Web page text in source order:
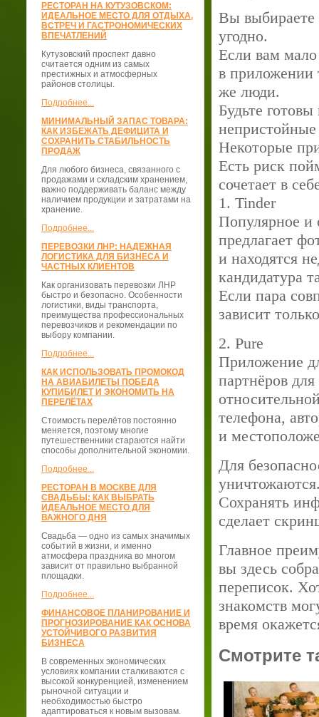
РЕСТОРАН НА КУТУЗОВСКОМ:
ИДЕАЛЬНОЕ МЕСТО ДЛЯ ОТДЫХА,
ВСТРЕЧ И ГАСТРОНОМИЧЕСКИХ
ВПЕЧАТЛЕНИЙ
Кутузовский проспект давно
считается одним из самых
престижных и атмосферных
районов столицы.
Подробнее...
МИНИМАЛЬНЫЙ ЗАПАС ТОВАРА:
КАК ИЗБЕЖАТЬ ДЕФИЦИТА И
СОХРАНИТЬ СТАБИЛЬНОСТЬ
ПРОДАЖ
Для любого бизнеса, связанного с
продажами и складским хранением,
важно поддерживать баланс между
наличием продукции и затратами на
хранение.
Подробнее...
ПЕРЕВОЗКИ ЛНР: НАДЕЖНАЯ
ЛОГИСТИКА ДЛЯ БИЗНЕСА И
ЧАСТНЫХ КЛИЕНТОВ
Как организовать перевозки ЛНР
быстро и безопасно. Особенности
логистики, виды транспорта,
преимущества профессиональных
перевозчиков и рекомендации по
выбору компании.
Подробнее...
КАК ИСПОЛЬЗОВАТЬ ПРОМОКОД
НА АВИАБИЛЕТЫ ПОБЕДА
КУПИБИЛЕТ И ЭКОНОМИТЬ НА
ПЕРЕЛЁТАХ
Стоимость перелётов постоянно
меняется, поэтому многие
путешественники стараются найти
способы дополнительной экономии.
Подробнее...
РЕСТОРАН В МОСКВЕ ДЛЯ
СВАДЬБЫ: КАК ВЫБРАТЬ
ИДЕАЛЬНОЕ МЕСТО ДЛЯ
ВАЖНОГО ДНЯ
Свадьба — одно из самых значимых
событий в жизни, и именно
атмосфера праздника во многом
зависит от правильно выбранной
площадки.
Подробнее...
ФИНАНСОВОЕ ПЛАНИРОВАНИЕ И
ПРОГНОЗИРОВАНИЕ КАК ОСНОВА
УСТОЙЧИВОГО РАЗВИТИЯ
БИЗНЕСА
В современных экономических
условиях компании сталкиваются с
высокой конкуренцией, изменением
рыночной ситуации и
необходимостью быстро
адаптироваться к новым вызовам.
Вы выбираете
угодно.
Если вам мало
в приложении
же люди.
Будьте
Некоторые
Есть риск
сочетает в
1. Tinder
Популярное и
предлагает
и находятся
кандидатура
Если пара
зависит
2. Pure
Приложение
партнёров
телефона,
и
Для
Сохранять
сделает
Главное
вы здесь
переписок.
знакомств
время
Смотрите